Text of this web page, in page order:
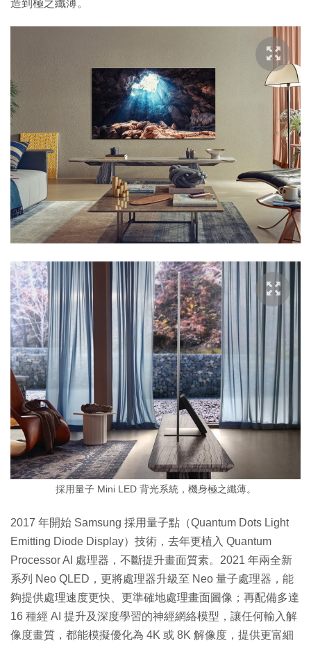
造到極之纖薄。
採用量子 Mini LED 背光系統，機身極之纖薄。
2017 年開始 Samsung 採用量子點（Quantum Dots Light
Emitting Diode Display）技術，去年更植入 Quantum
Processor AI 處理器，不斷提升畫面質素。2021 年兩全新
系列 Neo QLED，更將處理器升級至 Neo 量子處理器，能
夠提供處理速度更快、更準確地處理畫面圖像；再配備多達
16 種經 AI 提升及深度學習的神經網絡模型，讓任何輸入解
像度畫質，都能模擬優化為 4K 或 8K 解像度，提供更富細